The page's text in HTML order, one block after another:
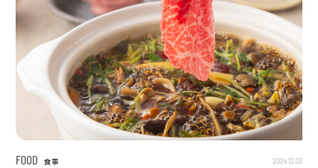
FOOD 食事 2024.12.03